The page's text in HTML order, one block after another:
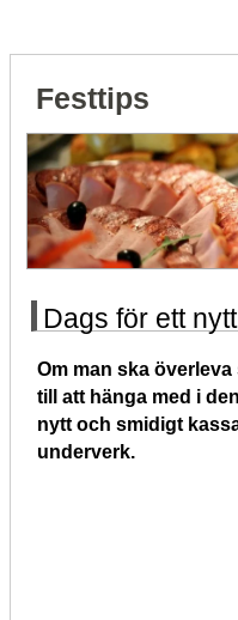
CATERING FRÅN RÄTT
BLOGG
Festtips
Dags för ett
Om man ska
till att hänga med i
nytt och smidigt
underverk.